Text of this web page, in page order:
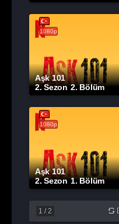
1080p
Aşk 101
2. Sezon2. Bölüm
1080p
Aşk 101
2. Sezon1. Bölüm
1 / 2